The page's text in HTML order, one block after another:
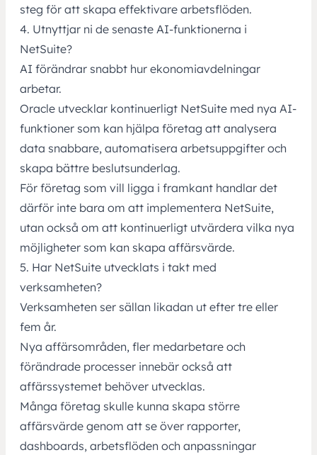
steg för att skapa effektivare arbetsflöden.
4. Utnyttjar ni de senaste AI-funktionerna i
NetSuite?
AI förändrar snabbt hur ekonomiavdelningar
arbetar.
Oracle utvecklar kontinuerligt NetSuite med nya AI-
funktioner som kan hjälpa företag att analysera
data snabbare, automatisera arbetsuppgifter och
skapa bättre beslutsunderlag.
För företag som vill ligga i framkant handlar det
därför inte bara om att implementera NetSuite,
utan också om att kontinuerligt utvärdera vilka nya
möjligheter som kan skapa affärsvärde.
5. Har NetSuite utvecklats i takt med
verksamheten?
Verksamheten ser sällan likadan ut efter tre eller
fem år.
Nya affärsområden, fler medarbetare och
förändrade processer innebär också att
affärssystemet behöver utvecklas.
Många företag skulle kunna skapa större
affärsvärde genom att se över rapporter,
dashboards, arbetsflöden och anpassningar